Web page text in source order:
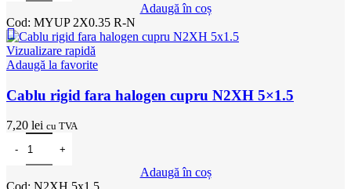
Adaugă în coș
Cod: MYUP 2X0.35 R-N
Vizualizare rapidă
Adaugă la favorite
Cablu rigid fara halogen cupru N2XH 5×1.5
7,20 lei cu TVA
Cantitate Cablu rigid fara halogen cupru N2XH 5x1.5
Adaugă în coș